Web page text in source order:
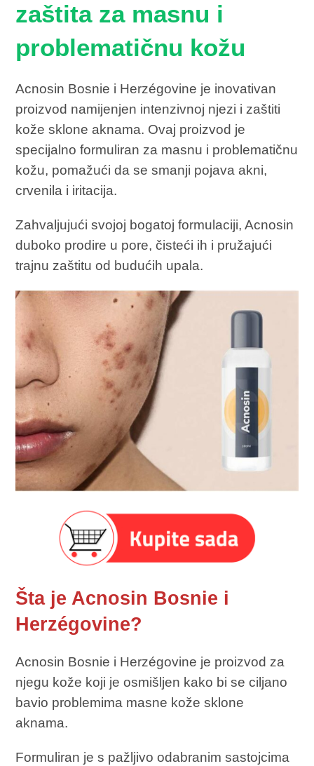
zaštita za masnu i
problematičnu kožu
Acnosin Bosnie i Herzégovine je inovativan
proizvod namijenjen intenzivnoj njezi i zaštiti
kože sklone aknama. Ovaj proizvod je
specijalno formuliran za masnu i problematičnu
kožu, pomažući da se smanji pojava akni,
crvenila i iritacija.
Zahvaljujući svojoj bogatoj formulaciji, Acnosin
duboko prodire u pore, čisteći ih i pružajući
trajnu zaštitu od budućih upala.
Šta je Acnosin Bosnie i
Herzégovine?
Acnosin Bosnie i Herzégovine je proizvod za
njegu kože koji je osmišljen kako bi se ciljano
bavio problemima masne kože sklone
aknama.
Formuliran je s pažljivo odabranim sastojcima